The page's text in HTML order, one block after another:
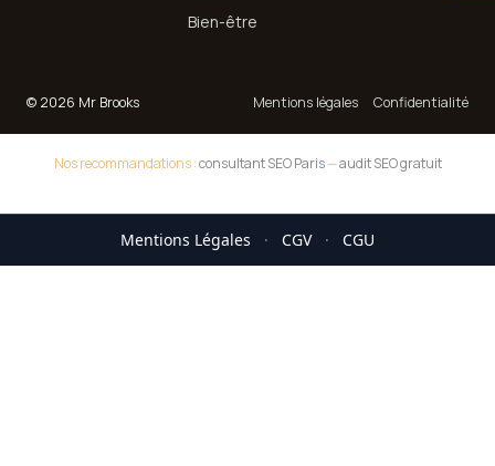
Bien-être
© 2026 Mr Brooks Mentions légales Confidentialité
Nos recommandations :consultant SEO Paris—audit SEO gratuit
Mentions Légales · CGV · CGU